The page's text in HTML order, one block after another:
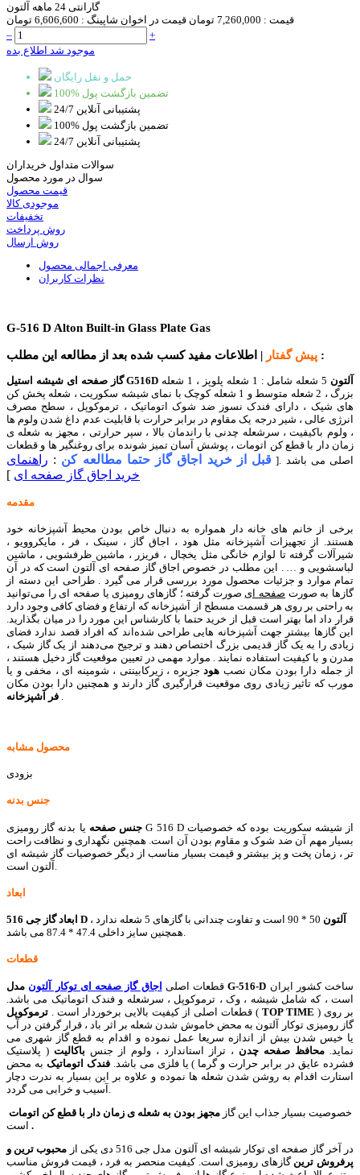
گارانتی 24 ماهه آلتون
قیمت : 7,260,000 تومان قیمت در اخوان شاپینگ : 6,606,600 تومان
–
+
موجود شد اطلاع بده
حمل و نقل رایگان
100% تضمین بازگشت پول
پشتیبانی آنلاین 24/7
100% تضمین بازگشت پول
پشتیبانی آنلاین 24/7
سوالات متداول خریداران
سوال در مورد محصول
قیمت محصول
موجودی کالا
تخفیفات
روش پرداخت
روش ارسال
معرفی اجمالی محصول
نظرات کاربران
G-516 D Alton Built-in Glass Plate Gas
پیش گفتار | اطلاعات مفید کسب شده بعد از مطالعه این مطلب :
گاز صفحه ای شیشه استیل G516D آلتون
5 شعله شامل : 1 شعله پلوپز ، 1 شعله
بزرگ ، 2 شعله متوسط و 1 شعله کوچک با نمای شیشه سکوریت ، شعله پخش کن
های شیک ، دارای فندک نسوز ضد شوک اتوماتیک ، ترموکوپل ، سطح مصرف
انرژی عالی ، شیر درجه یک مقاوم در برابر حرارت با قابلیت عدم داغ شدن ولوم ها
، ولوم باکیفیت ، سرشعله چدنی با راندمان بالا ، سپر حرارتی ، مجهز به شعله ی
زمان دار با قطع کن اتومات ، پوشش آسان تمیز شونده برای روغنگیر ها و قطعات
اصلی می باشد .[ قبل از خرید اجاق گاز حتما مطالعه کن : راهنمای
خرید اجاق گاز صفحه ای ]
مقدمه
برخی از خانم های خانه دار همواره به دنبال خاص بودن محیط آشپزخانه خود
هستند. از تجهیزات آشپزخانه مثل هود ، اجاق گاز ، سینک ، فر ، مایکروویو ،
شیرآلات گرفته تا لوازم خانگی مثل یخچال ، فریزر ، ماشین ظرفشویی ، ماشین
لباسشویی و … . این مطلب در خصوص اجاق گاز صفحه ای آلتون است که در آن
تمام موارد و جزئیات محصول مورد بررسی قرار می گیرد . طراحی این دسته از
گازها به صورت صفحه ایصورت گرفته ؛ گازهای رومیزی یا صفحه ای را می‌توانید
به راحتی بر روی هر قسمت مسطح از آشپزخانه که ارتفاع و فضای کافی وجود دارد
قرار داد اما بهتر است قبل از خرید حتما با کارشناس این مورد را در میان بگذارید.
این گازها بیشتر جهت آشپزخانه هایی طراحی شده‌اند که افراد قصد ندارد فضای
زیادی را به یک گاز قدیمی بزرگ اختصاص دهند و ترجیح می‌دهند از یک گاز شیک ،
مدرن و با کیفیت استفاده نمایند . موارد مهمی در تعیین موقعیت گاز دخیل هستند ،
از جمله دارا بودن مکان نصب هود جزیره ، زیرکابینتی ، شومینه ای ، مخفی و یا
مورب که تاثیر زیادی روی موقعیت قرارگیری گاز دارند و همچنین دارا بودن مکان
فر آشپزخانه .
محصول مشابه
بزودی
جنس بدنه
جنس صفحه یا بدنه گاز رومیزی G 516 D از شیشه سکوریت بوده که خصوصیات
بسیار مهم آن ضد شوک و مقاوم بودن آن است. همچنین نگهداری و نظافت راحت
تر ، زمان پخت و پز بیشتر و قیمت بسیار مناسب از دیگر خصوصیات گاز شیشه ای
ابعاد
ابعاد گاز جی 516 D آلتون
50 * 90 است و تفاوت چندانی با گازهای 5 شعله ندارد ،
همچنین سایز داخلی 47.4 * 87.4 می باشد.
قطعات
قطعات اصلی اجاق گاز صفحه ای توکار آلتون مدل G-516-D
است ، که شامل شیشه ، وک ، ترموکوپل ، سرشعله و فندک اتوماتیک می باشد.
قطعات اصلی از کیفیت بالایی برخوردار است . ترموکوپل ( TOP TIME ) بر روی
گاز رومیزی توکار آلتون به محض خاموش شدن شعله بر اثر باد ، قرار گرفتن در آب
یا خیس شدن بیش از اندازه سریعا عمل نموده و اقدام به قطع گاز شهری می
نماید. محافظ صفحه چدن ، تراز استاندارد ، ولوم از جنس باکالیت ( پلاستیک
فشرده عایق در برابر حرارت و گرما ) یا فلزی می باشد.فندک اتوماتیک به محض
استارت اقدام به روشن شدن شعله ها نموده و علاوه بر این بسیار به ندرت دچار
خصوصیت بسیار جذاب این گاز مجهز بودن به شعله ی زمان دار با قطع کن اتومات
است .
در آخر گاز صفحه ای توکار شیشه ای آلتون مدل جی 516 دی یکی از
محبوب ترین و
پرفروش ترینگازهای رومیزی است. کیفیت منحصر به فرد ، قیمت فروش مناسب